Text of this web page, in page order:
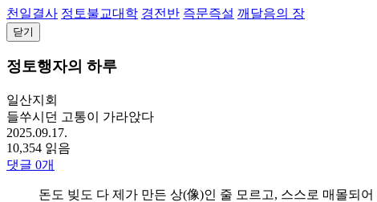
천일결사 정토불교대학 경전반 즉문즉설 깨달음의 장
닫기
정토행자의 하루
일산지회
들쑤시던 고통이 가라앉다
2025.09.17.
10,354 읽음
댓글 0개
돈도 빚도 다 제가 만든 상(像)인 줄 모르고, 스스로 매몰되